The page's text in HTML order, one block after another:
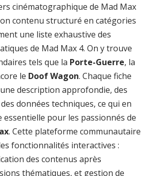
cinématographique de Mad Max
contenu structuré en catégories
une liste exhaustive des
de Mad Max 4. On y trouve
tels que la Porte-Guerre, la
le Doof Wagon. Chaque fiche
description approfondie, des
données techniques, ce qui en
pour les passionnés de
. Cette plateforme communautaire
fonctionnalités interactives :
des contenus après
thématiques, et gestion de